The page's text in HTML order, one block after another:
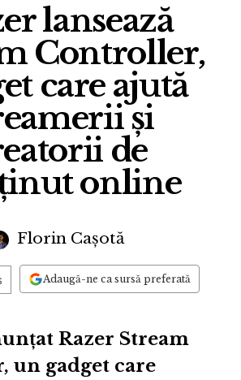
lansează
Controller,
care ajută
și
de
online
Florin Cașotă
Adaugă-ne ca sursă preferată
Razer Stream
un gadget care